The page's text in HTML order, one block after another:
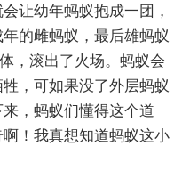
让幼年蚂蚁抱成一团，
的雌蚂蚁，最后雄蚂蚁
，滚出了火场。蚂蚁会
，可如果没了外层蚂蚁
，蚂蚁们懂得这个道
！我真想知道蚂蚁这小